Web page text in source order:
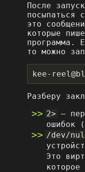
После
посыпаться
это
которые
программа.
то можно
Разберу
2> –
ошибок
/dev/
Это
которое